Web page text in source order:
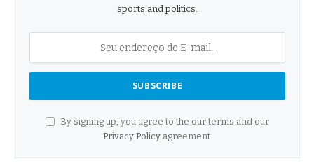
sports and politics.
By signing up, you agree to the our terms and our
Privacy Policyagreement.